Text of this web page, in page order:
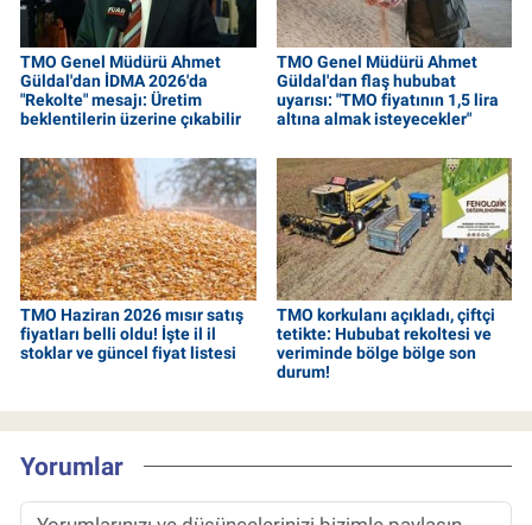
TMO Genel Müdürü Ahmet
Güldal'dan İDMA 2026'da
"Rekolte" mesajı: Üretim
beklentilerin üzerine çıkabilir
TMO Genel Müdürü Ahmet
Güldal'dan flaş hububat
uyarısı: "TMO fiyatının 1,5 lira
altına almak isteyecekler"
TMO Haziran 2026 mısır satış
fiyatları belli oldu! İşte il il
stoklar ve güncel fiyat listesi
TMO korkulanı açıkladı, çiftçi
tetikte: Hububat rekoltesi ve
veriminde bölge bölge son
durum!
Yorumlar